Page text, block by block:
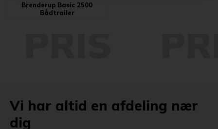
Brenderup Basic 2500
Bådtrailer
Vi har altid en afdeling nær
dig